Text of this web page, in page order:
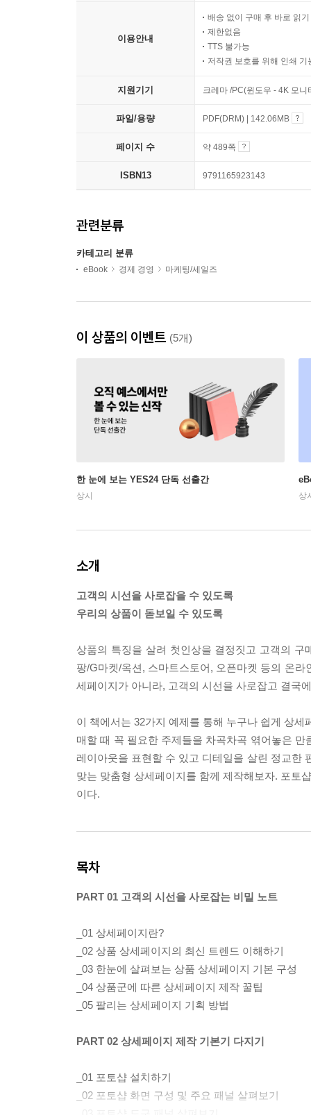
이용안내
배송 없이 구매 후 바로 읽기
제한없음
TTS 불가능
저작권 보호를 위해 인쇄 기
지원기기 크레마 /PC(윈도우 - 4K 모
파일/용량 PDF(DRM) | 142.06MB
페이지 수 약 489쪽
ISBN13 9791165923143
관련분류
카테고리 분류
eBook 경제 경영 마케팅/세일즈
이 상품의 이벤트 (5개)
한 눈에 보는 YES24 단독 선출간
상시 상
소개
고객의 시선을 사로잡을 수 있도록
우리의 상품이 돋보일 수 있도록
상품의 특징을 살려 첫인상을 결정짓고 고객의
팡/G마켓/옥션, 스마트스토어, 오픈마켓 등의 온라
세페이지가 아니라, 고객의 시선을 사로잡고 결국
이 책에서는 32가지 예제를 통해 누구나 쉽게 상
매할 때 꼭 필요한 주제들을 차곡차곡 엮어놓은
레이아웃을 표현할 수 있고 디테일을 살린 정교한
맞는 맞춤형 상세페이지를 함께 제작해보자. 포토
이다.
목차
PART 01 고객의 시선을 사로잡는 비밀 노트
_01 상세페이지란?
_02 상품 상세페이지의 최신 트렌드 이해하기
_03 한눈에 살펴보는 상품 상세페이지 기본 구성
_04 상품군에 따른 상세페이지 제작 꿀팁
_05 팔리는 상세페이지 기획 방법
PART 02 상세페이지 제작 기본기 다지기
_01 포토샵 설치하기
_02 포토샵 화면 구성 및 주요 패널 살펴보기